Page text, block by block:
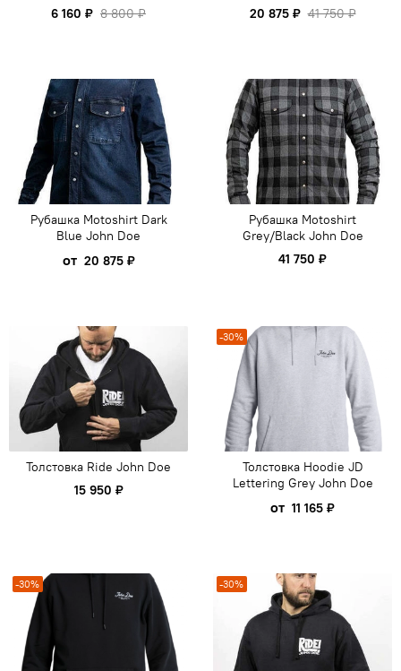
6 160 ₽ 8 800 ₽ 20 875 ₽ 41 750 ₽
Рубашка Motoshirt Dark
Blue John Doe
от 20 875 ₽
Рубашка Motoshirt
Grey/Black John Doe
41 750 ₽
Толстовка Ride John Doe
15 950 ₽
-30%
Толстовка Hoodie JD
Lettering Grey John Doe
от 11 165 ₽
-30% -30%